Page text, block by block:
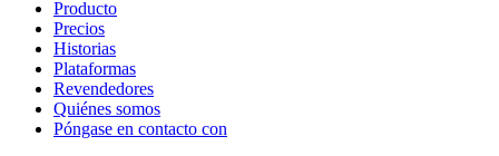
Producto
Precios
Historias
Plataformas
Revendedores
Quiénes somos
Póngase en contacto con